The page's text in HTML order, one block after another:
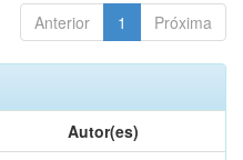
Anterior 1 Próxima
Autor(es)